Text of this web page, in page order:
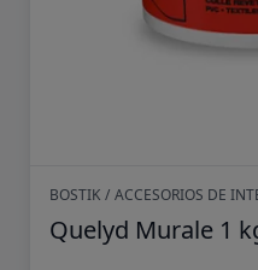
BOSTIK / ACCESORIOS DE
Quelyd Murale 1